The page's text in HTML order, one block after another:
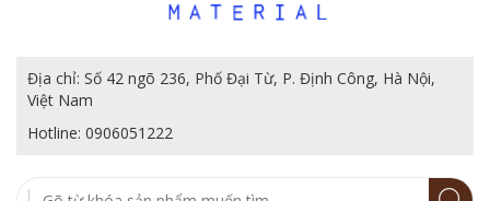
Địa chỉ: Số 42 ngõ 236, Phố Đại Từ, P. Định Công, Hà Nội,
Việt Nam
Hotline: 0906051222